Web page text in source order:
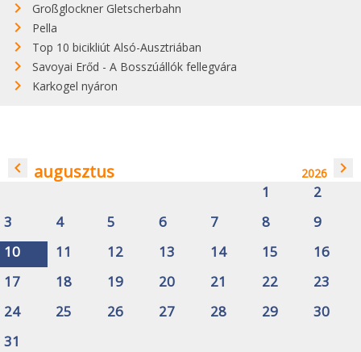
Großglockner Gletscherbahn
Pella
Top 10 bicikliút Alsó-Ausztriában
Savoyai Erőd - A Bosszúállók fellegvára
Karkogel nyáron
navigate_before augusztus 2026 navigate_next
1
2
3
4 5 6 7 8
9
10
11 12 13 14 15
16
17
18 19 20 21 22
23
24
25 26 27 28 29
30
31